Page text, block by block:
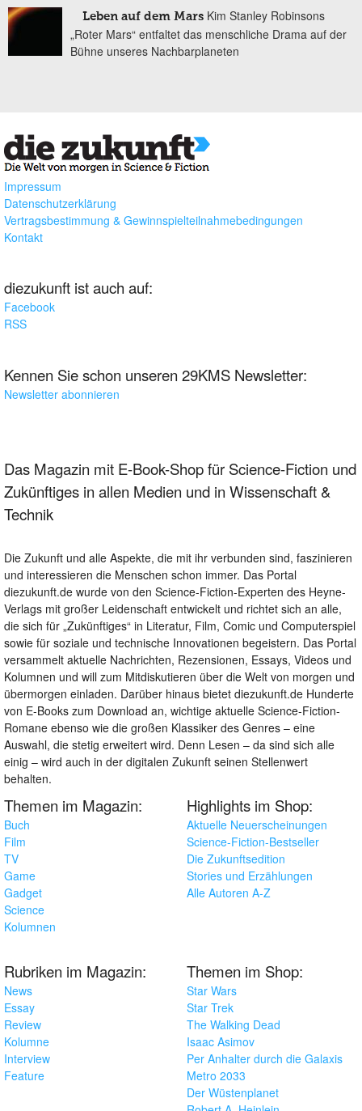
Leben auf dem Mars Kim Stanley Robinsons
„Roter Mars“ entfaltet das menschliche Drama auf der
Bühne unseres Nachbarplaneten
Impressum
Datenschutzerklärung
Vertragsbestimmung & Gewinnspielteilnahmebedingungen
Kontakt
diezukunft ist auch auf:
Facebook
RSS
Kennen Sie schon unseren 29KMS Newsletter:
Newsletter abonnieren
Das Magazin mit E-Book-Shop für Science-Fiction und
Zukünftiges in allen Medien und in Wissenschaft &
Technik
Die Zukunft und alle Aspekte, die mit ihr verbunden sind, faszinieren
und interessieren die Menschen schon immer. Das Portal
diezukunft.de wurde von den Science-Fiction-Experten des Heyne-
Verlags mit großer Leidenschaft entwickelt und richtet sich an alle,
die sich für „Zukünftiges“ in Literatur, Film, Comic und Computerspiel
sowie für soziale und technische Innovationen begeistern. Das Portal
versammelt aktuelle Nachrichten, Rezensionen, Essays, Videos und
Kolumnen und will zum Mitdiskutieren über die Welt von morgen und
übermorgen einladen. Darüber hinaus bietet diezukunft.de Hunderte
von E-Books zum Download an, wichtige aktuelle Science-Fiction-
Romane ebenso wie die großen Klassiker des Genres – eine
Auswahl, die stetig erweitert wird. Denn Lesen – da sind sich alle
einig – wird auch in der digitalen Zukunft seinen Stellenwert
behalten.
Themen im Magazin:
Buch
Film
TV
Game
Gadget
Science
Kolumnen
Highlights im Shop:
Aktuelle Neuerscheinungen
Science-Fiction-Bestseller
Die Zukunftsedition
Stories und Erzählungen
Alle Autoren A-Z
Rubriken im Magazin:
News
Essay
Review
Kolumne
Interview
Feature
Themen im Shop:
Star Wars
Star Trek
The Walking Dead
Isaac Asimov
Per Anhalter durch die Galaxis
Metro 2033
Der Wüstenplanet